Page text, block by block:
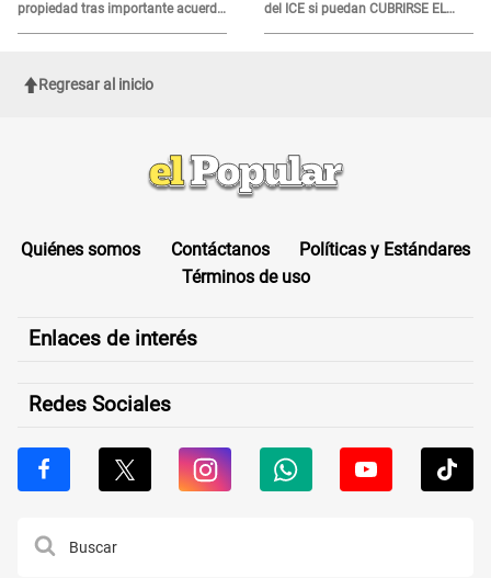
propiedad tras importante acuerdo
de Cofopri
del ICE si puedan CUBRIRSE EL
ROSTRO
Regresar al inicio
Quiénes somos Contáctanos
Políticas y Estándares
Términos de uso
Enlaces de interés
Redes Sociales